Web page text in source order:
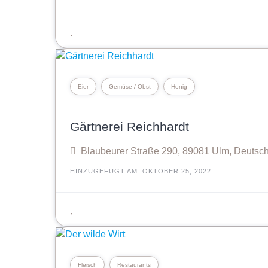
Eier Gemüse / Obst Honig
Gärtnerei Reichhardt
Blaubeurer Straße 290, 89081 Ulm,
HINZUGEFÜGT AM: OKTOBER 25, 2022
Fleisch Restaurants